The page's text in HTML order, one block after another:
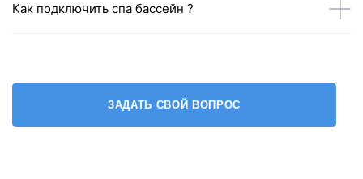
Как подключить спа бассейн ?
ЗАДАТЬ СВОЙ ВОПРОС